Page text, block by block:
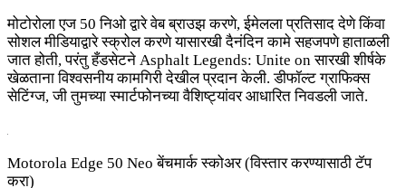
मोटोरोला एज 50 निओ द्वारे वेब ब्राउझ करणे, ईमेलला प्रतिसाद देणे किंवा
सोशल मीडियाद्वारे स्क्रोल करणे यासारखी दैनंदिन कामे सहजपणे हाताळली
जात होती, परंतु हँडसेटने Asphalt Legends: Unite on सारखी शीर्षके
खेळताना विश्वसनीय कामगिरी देखील प्रदान केली. डीफॉल्ट ग्राफिक्स
सेटिंग्ज, जी तुमच्या स्मार्टफोनच्या वैशिष्ट्यांवर आधारित निवडली जाते.
Motorola Edge 50 Neo बेंचमार्क स्कोअर (विस्तार करण्यासाठी टॅप
करा)